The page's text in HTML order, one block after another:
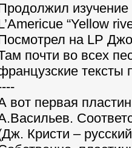
“Yellow
на LP
почти во всех
тексты
вот первая
Кристи –